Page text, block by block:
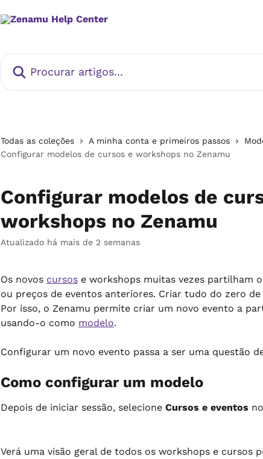
Todas as coleções A minha conta e primeiros passos
Configurar modelos de cursos e workshops no Zenamu
Configurar modelos de
workshops no Zenamu
Atualizado há mais de 2 semanas
Os novos cursos e workshops muitas vezes partilham
ou preços de eventos anteriores. Criar tudo do zero
Por isso, o Zenamu permite criar um novo evento a
usando-o como modelo.
Configurar um novo evento passa a ser uma questão
Como configurar um modelo
Depois de iniciar sessão, selecione Cursos e eventos
Verá uma visão geral de todos os workshops e cursos